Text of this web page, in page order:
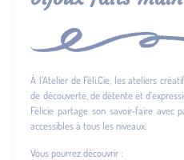
À l’Atelier de Féli.Cie, les ateliers
de découverte, de détente et
Félicie partage son savoir-faire avec
accessibles à tous les niveaux.
Vous pourrez découvrir :